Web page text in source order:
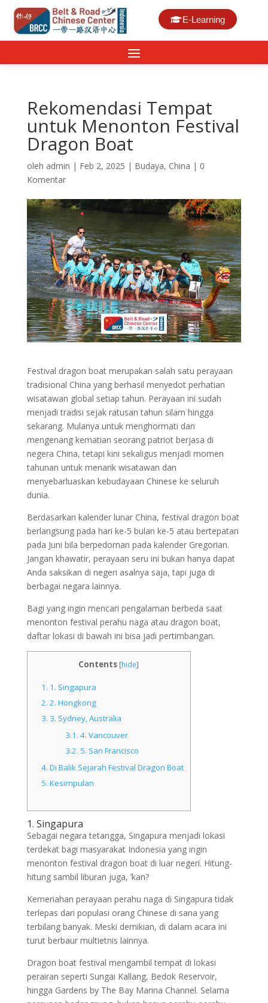
E-Learning
Rekomendasi Tempat
untuk Menonton Festival
Dragon Boat
oleh admin | Feb 2, 2025 | Budaya, China | 0
Komentar
Festival dragon boat merupakan salah satu perayaan
tradisional China yang berhasil menyedot perhatian
wisatawan global setiap tahun. Perayaan ini sudah
menjadi tradisi sejak ratusan tahun silam hingga
sekarang. Mulanya untuk menghormati dan
mengenang kematian seorang patriot berjasa di
negera China, tetapi kini sekaligus menjadi momen
tahunan untuk menarik wisatawan dan
menyebarluaskan kebudayaan Chinese ke seluruh
dunia.
Berdasarkan kalender lunar China, festival dragon boat
berlangsung pada hari ke-5 bulan ke-5 atau bertepatan
pada Juni bila berpedoman pada kalender Gregorian.
Jangan khawatir, perayaan seru ini bukan hanya dapat
Anda saksikan di negeri asalnya saja, tapi juga di
berbagai negara lainnya.
Bagi yang ingin mencari pengalaman berbeda saat
menonton festival perahu naga atau dragon boat,
daftar lokasi di bawah ini bisa jadi pertimbangan.
Contents [hide]
1. 1. Singapura
2. 2. Hongkong
3. 3. Sydney, Australia
3.1. 4. Vancouver
3.2. 5. San Francisco
4. Di Balik Sejarah Festival Dragon Boat
5. Kesimpulan
1. Singapura
Sebagai negara tetangga, Singapura menjadi lokasi
terdekat bagi masyarakat Indonesia yang ingin
menonton festival dragon boat di luar negeri. Hitung-
hitung sambil liburan juga, ’kan?
Kemeriahan perayaan perahu naga di Singapura tidak
terlepas dari populasi orang Chinese di sana yang
terbilang banyak. Meski demikian, di dalam acara ini
turut berbaur multietnis lainnya.
Dragon boat festival mengambil tempat di lokasi
perairan seperti Sungai Kallang, Bedok Reservoir,
hingga Gardens by The Bay Marina Channel. Selama